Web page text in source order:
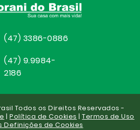
(47) 3386-0886
(47) 9.9984-
2186
Todos os Direitos Reservados -
|Política de Cookies |Termos de Uso
Definições de Cookies